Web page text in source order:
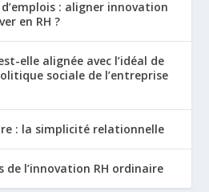
: aligner innovation
en RH ?
elle alignée avec l’idéal de
sociale de l’entreprise
: la simplicité relationnelle
de l’innovation RH ordinaire